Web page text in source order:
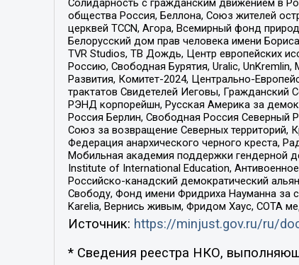
Солидарность с гражданским движением в
общества Россия, Беллона, Союз жителей
церквей TCCN, Агора, Всемирный фонд
Белорусский дом прав человека имени
TVR Studios, ТВ Дождь, Центр европейских
Россию, Свободная Бурятия, Uralic,
Развития, Комитет-2024, Центрально-
трактатов Свидетелей Иеговы, Гражданский
РЭНД корпорейшн, Русская Америка за
Россия Берлин, Свободная Россия Северный
Союз за возвращение Северных территорий,
Федерация анархического черного креста,
Мобильная академия поддержки гендерной
Institute of International Education,
Российско-канадский демократический
Свободу, Фонд имени Фридриха Науманна за
Karelia, Вернись живым, Фридом Хаус, СОТА
Источник: https://minjust.gov.ru/ru/
* Сведения реестра НКО,